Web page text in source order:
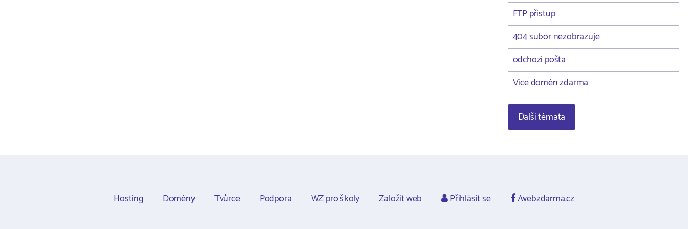
FTP přístup
404 subor nezobrazuje
odchozí pošta
Více domén zdarma
Další témata
Hosting Domény Tvůrce Podpora WZ pro školy Založit web Přihlásit se /webzdarma.cz